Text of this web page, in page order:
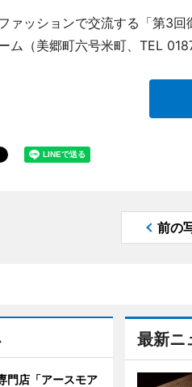
ァッションで交流する「第3
ム（美郷町六号米町、TEL
前の
最新ニ
門店「アースモア